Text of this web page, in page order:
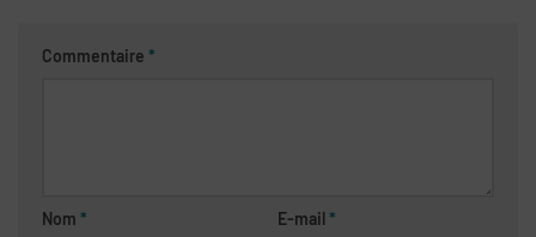
Commentaire *
Nom * E-mail*